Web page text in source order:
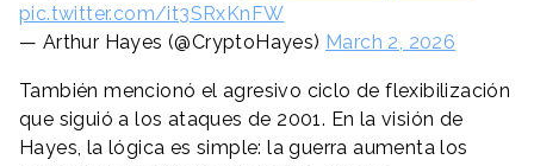
pic.twitter.com/it3SRxKnFW
— Arthur Hayes (@CryptoHayes) March 2, 2026
También mencionó el agresivo ciclo de flexibilización
que siguió a los ataques de 2001. En la visión de
Hayes, la lógica es simple: la guerra aumenta los